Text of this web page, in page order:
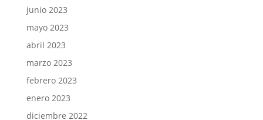
junio 2023
mayo 2023
abril 2023
marzo 2023
febrero 2023
enero 2023
diciembre 2022